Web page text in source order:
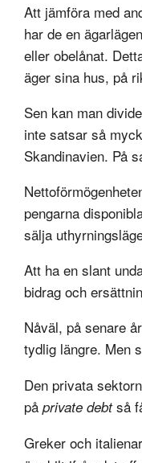
Att jämföra med
har de en
eller obelånat.
äger sina hus, på
Sen kan man
inte satsar så
Skandinavien. På
pengarna
sälja
Att ha en slant
bidrag och
Nåväl, på senare
tydlig längre. Men
Den privata
på private debtså
Greker och